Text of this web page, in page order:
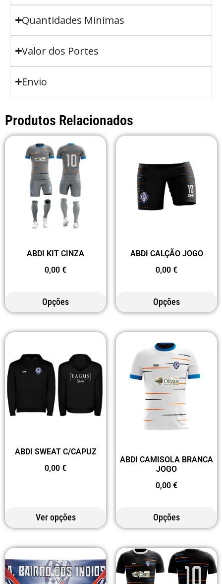
Quantidades Minimas
Valor dos Portes
Envio
Produtos Relacionados
ABDI KIT CINZA
0,00 €
Opções
ABDI CALÇÃO JOGO
0,00 €
Opções
ABDI SWEAT C/CAPUZ
0,00 €
Ver opções
ABDI CAMISOLA BRANCA
JOGO
0,00 €
Opções